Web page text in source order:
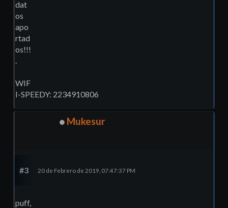
dat
os
apo
rtad
os!!!
WIF
I-SPEEDY: 2234910806
Mukesur
#3 20 de Febrero de 2019, 07:47:37 PM
puff,